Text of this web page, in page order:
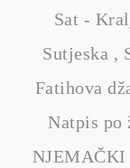
Sat -
Sutjeska ,
Fatihova
Natpis po
NJEMAČKI